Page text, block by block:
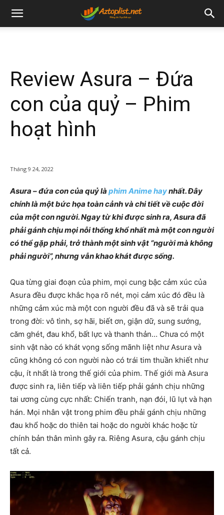
Review Asura – Đứa
con của quỷ – Phim
hoạt hình
Tháng 9 24, 2022
Asura – đứa con của quỷ là phim Anime haynhất. Đây
chính là một bức họa toàn cảnh và chi tiết về cuộc đời
của một con người. Ngay từ khi được sinh ra, Asura đã
phải gánh chịu mọi nỗi thống khổ nhất mà một con người
có thể gặp phải, trở thành một sinh vật “người mà không
phải người”, nhưng vẫn khao khát được sống.
Qua từng giai đoạn của phim, mọi cung bậc cảm xúc của
Asura đều được khắc họa rõ nét, mọi cảm xúc đó đều là
những cảm xúc mà một con người đều đã và sẽ trải qua
trong đời: vô tình, sợ hãi, biết ơn, giận dữ, sung sướng,
căm ghét, đau khổ, bất lực và thanh thản… Chưa có một
sinh vật nào có khát vọng sống mãnh liệt như Asura và
cũng không có con người nào có trái tim thuần khiết như
cậu, ít nhất là trong thế giới của phim. Thế giới mà Asura
được sinh ra, liên tiếp và liên tiếp phải gánh chịu những
tai ương cùng cực nhất: Chiến tranh, nạn đói, lũ lụt và hạn
hán. Mọi nhân vật trong phim đều phải gánh chịu những
đau khổ hoặc do thiên tai hoặc do người khác hoặc từ
chính bản thân mình gây ra. Riêng Asura, cậu gánh chịu
tất cả.